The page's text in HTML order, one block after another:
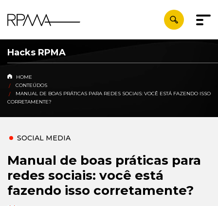
Hacks RPMA
HOME
CONTEÚDOS
MANUAL DE BOAS PRÁTICAS PARA REDES SOCIAIS: VOCÊ ESTÁ FAZENDO ISSO
CORRETAMENTE?
SOCIAL MEDIA
Manual de boas práticas para
redes sociais: você está
fazendo isso corretamente?